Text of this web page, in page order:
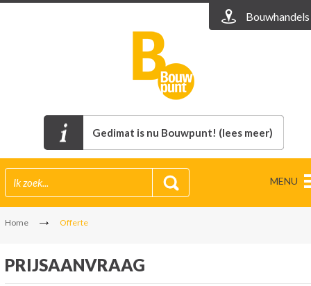
Bouwhandels
Gedimat is nu Bouwpunt! (lees meer)
MENU
Home Offerte
PRIJSAANVRAAG